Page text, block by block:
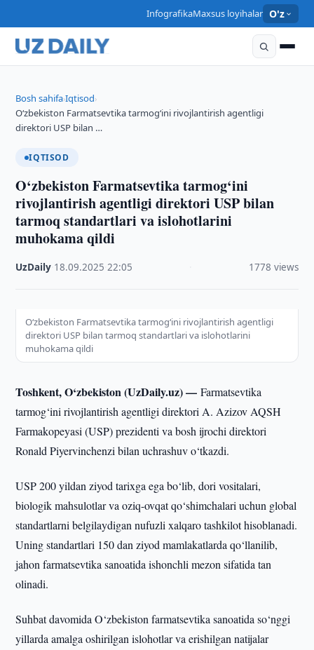
InfografikaMaxsus loyihalar O'z
Bosh sahifa›Iqtisod›
O‘zbekiston Farmatsevtika tarmog‘ini rivojlantirish agentligi
direktori USP bilan …
IQTISOD
O‘zbekiston Farmatsevtika tarmog‘ini
rivojlantirish agentligi direktori USP bilan
tarmoq standartlari va islohotlarini
muhokama qildi
UzDaily 18.09.2025 ·22:05 1778 views
O‘zbekiston Farmatsevtika tarmog‘ini rivojlantirish agentligi
direktori USP bilan tarmoq standartlari va islohotlarini
muhokama qildi
Toshkent, O‘zbekiston (UzDaily.uz) —Farmatsevtika
tarmog‘ini rivojlantirish agentligi direktori A. Azizov AQSH
Farmakopeyasi (USP) prezidenti va bosh ijrochi direktori
Ronald Piyervinchenzi bilan uchrashuv o‘tkazdi.
USP 200 yildan ziyod tarixga ega bo‘lib, dori vositalari,
biologik mahsulotlar va oziq-ovqat qo‘shimchalari uchun global
standartlarni belgilaydigan nufuzli xalqaro tashkilot hisoblanadi.
Uning standartlari 150 dan ziyod mamlakatlarda qo‘llanilib,
jahon farmatsevtika sanoatida ishonchli mezon sifatida tan
olinadi.
Suhbat davomida O‘zbekiston farmatsevtika sanoatida so‘nggi
yillarda amalga oshirilgan islohotlar va erishilgan natijalar